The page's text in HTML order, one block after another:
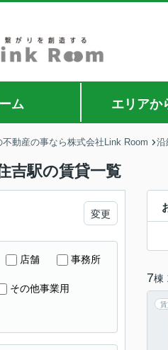
ム エリアか
動産の事なら株式会社Link Room 沿
吉駅の賃貸一覧
7棟
変更
店舗 事務所
その他事業用